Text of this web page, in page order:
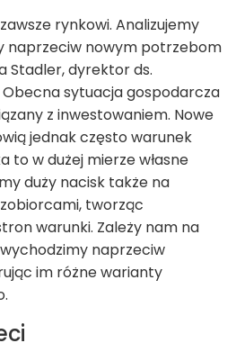
rynkowi. Analizujemy
naprzeciw nowym potrzebom
Stadler, dyrektor ds.
sytuacja gospodarcza
z inwestowaniem. Nowe
jednak często warunek
to w dużej mierze własne
duży nacisk także na
tworząc
warunki. Zależy nam na
naprzeciw
im różne warianty